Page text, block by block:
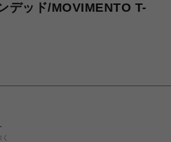
デッド/MOVIMENTO T-